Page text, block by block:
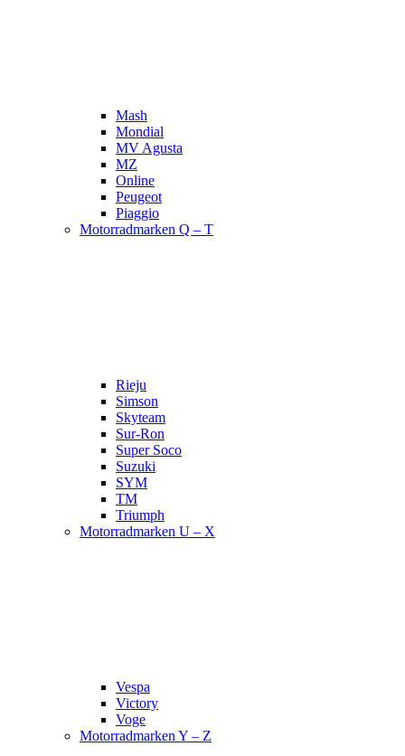
Mash
Mondial
MV Agusta
MZ
Online
Peugeot
Piaggio
Motorradmarken Q – T
Rieju
Simson
Skyteam
Sur-Ron
Super Soco
Suzuki
SYM
TM
Triumph
Motorradmarken U – X
Vespa
Victory
Voge
Motorradmarken Y – Z